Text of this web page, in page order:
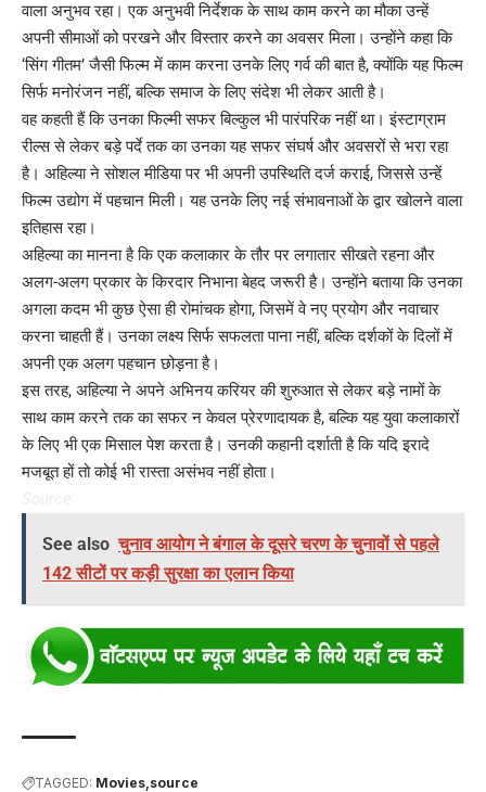
वाला अनुभव रहा। एक अनुभवी निर्देशक के साथ काम करने का मौका उन्हें
अपनी सीमाओं को परखने और विस्तार करने का अवसर मिला। उन्होंने कहा कि
‘सिंग गीतम’ जैसी फिल्म में काम करना उनके लिए गर्व की बात है, क्योंकि यह फिल्म
सिर्फ मनोरंजन नहीं, बल्कि समाज के लिए संदेश भी लेकर आती है।
वह कहती हैं कि उनका फिल्मी सफर बिल्कुल भी पारंपरिक नहीं था। इंस्टाग्राम
रील्स से लेकर बड़े पर्दे तक का उनका यह सफर संघर्ष और अवसरों से भरा रहा
है। अहिल्या ने सोशल मीडिया पर भी अपनी उपस्थिति दर्ज कराई, जिससे उन्हें
फिल्म उद्योग में पहचान मिली। यह उनके लिए नई संभावनाओं के द्वार खोलने वाला
इतिहास रहा।
अहिल्या का मानना है कि एक कलाकार के तौर पर लगातार सीखते रहना और
अलग-अलग प्रकार के किरदार निभाना बेहद जरूरी है। उन्होंने बताया कि उनका
अगला कदम भी कुछ ऐसा ही रोमांचक होगा, जिसमें वे नए प्रयोग और नवाचार
करना चाहती हैं। उनका लक्ष्य सिर्फ सफलता पाना नहीं, बल्कि दर्शकों के दिलों में
अपनी एक अलग पहचान छोड़ना है।
इस तरह, अहिल्या ने अपने अभिनय करियर की शुरुआत से लेकर बड़े नामों के
साथ काम करने तक का सफर न केवल प्रेरणादायक है, बल्कि यह युवा कलाकारों
के लिए भी एक मिसाल पेश करता है। उनकी कहानी दर्शाती है कि यदि इरादे
मजबूत हों तो कोई भी रास्ता असंभव नहीं होता।
See also चुनाव आयोग ने बंगाल के दूसरे चरण के चुनावों से पहले
142 सीटों पर कड़ी सुरक्षा का एलान किया
TAGGED: Movies source